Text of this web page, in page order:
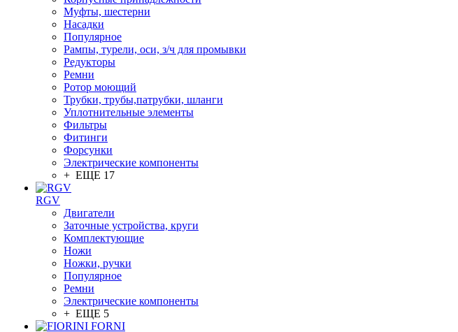
Муфты, шестерни
Насадки
Популярное
Рампы, турели, оси, з/ч для промывки
Редукторы
Ремни
Ротор моющий
Трубки, трубы,патрубки, шланги
Уплотнительные элементы
Фильтры
Фитинги
Форсунки
Электрические компоненты
+ ЕЩЕ 17
RGV
Двигатели
Заточные устройства, круги
Комплектующие
Ножи
Ножки, ручки
Популярное
Ремни
Электрические компоненты
+ ЕЩЕ 5